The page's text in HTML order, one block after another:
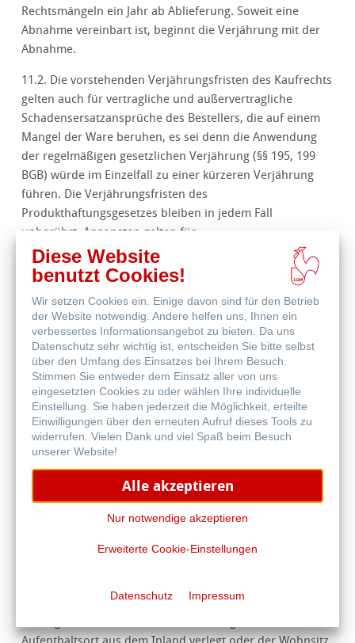
Rechtsmängeln ein Jahr ab Ablieferung. Soweit eine
Abnahme vereinbart ist, beginnt die Verjährung mit der
Abnahme.
11.2. Die vorstehenden Verjährungsfristen des Kaufrechts
gelten auch für vertragliche und außervertragliche
Schadensersatzansprüche des Bestellers, die auf einem
Mangel der Ware beruhen, es sei denn die Anwendung
der regelmäßigen gesetzlichen Verjährung (§§ 195, 199
BGB) würde im Einzelfall zu einer kürzeren Verjährung
führen. Die Verjährungsfristen des
Produkthaftungsgesetzes bleiben in jedem Fall
unberührt. Ansonsten gelten für
Schadensersatzansprüche des Bestellers gem. Ziffer 8
ausschließlich die gesetzlichen Verjährungsfristen.
12. Impressum, Gerichtsstand
12.1. Wir können auf Vertragserzeugnissen in geeigneter
Weise auf unsere Firma hinweisen. Der Besteller kann die
Zustimmung nur verweigern, wenn er hieran ein
überwiegendes Interesse hat.
12.2. Soweit der Besteller Vollkaufmann, juristische
Person des öffentlichen Rechts oder öffentlich
rechtliches Sondervermögen ist, ist ausschließlicher
Gerichtsstand für sämtliche, sich zwischen den Parteien
ergebenden Streitigkeiten, einschließlich Wechsel- und
Urkundenprozessen, je nach sachlicher Zuständigkeit das
allgemeinen Gerichtsstand im Inland hat, nach
Diese Website
benutzt Cookies!
Wir setzen Cookies ein. Einige davon sind für den Betrieb
der Website notwendig. Andere helfen uns, Ihnen ein
verbessertes Informationsangebot zu bieten. Da uns
Datenschutz sehr wichtig ist, entscheiden Sie bitte selbst
über den Umfang des Einsatzes bei Ihrem Besuch.
Stimmen Sie entweder dem Einsatz aller von uns
eingesetzten Cookies zu oder wählen Ihre individuelle
Einstellung. Sie haben jederzeit die Möglichkeit, erteilte
Einwilligungen über den erneuten Aufruf dieses Tools zu
widerrufen. Vielen Dank und viel Spaß beim Besuch
unserer Website!
Alle akzeptieren
Nur notwendige akzeptieren
Erweiterte Cookie-Einstellungen
Datenschutz Impressum